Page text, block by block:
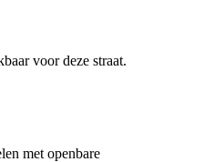
voor deze straat.
met openbare